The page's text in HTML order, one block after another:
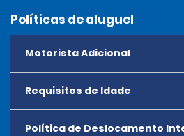
Políticas de aluguel
Motorista Adicional
Requisitos de Idade
Política de Deslocamento